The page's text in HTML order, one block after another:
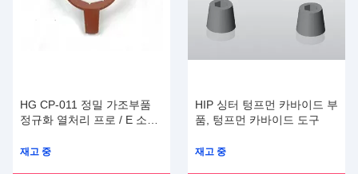
HG CP-011 정밀 가조부품
정규화 열처리 프로 / E 소프
재고 중
HIP 싱터 텅프먼 카바이드 부
품, 텅프먼 카바이드 도구
재고 중